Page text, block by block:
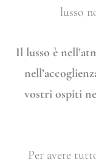
lusso
Il lusso è
vostri ospiti
Per avere